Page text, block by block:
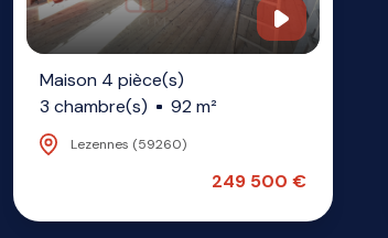
Maison 4 pièce(s)
3 chambre(s)
92 m²
Lezennes (59260)
249 500 €